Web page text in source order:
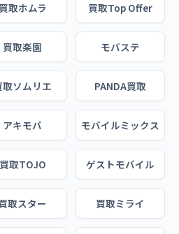
買取ホムラ 買取Top Offer
買取楽園 モバステ
取ソムリエ PANDA買取
アキモバ モバイルミックス
買取TOJO ゲストモバイル
取スター 買取ミライ